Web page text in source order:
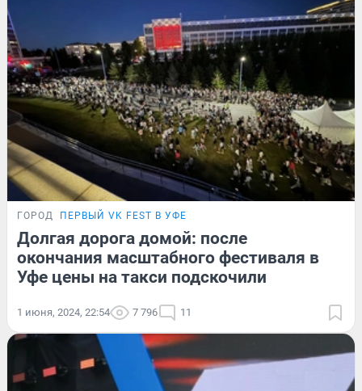
ГОРОД ПЕРВЫЙ VK FEST В УФЕ
Долгая дорога домой: после
окончания масштабного фестиваля в
Уфе цены на такси подскочили
1 июня, 2024, 22:54 7 796 11